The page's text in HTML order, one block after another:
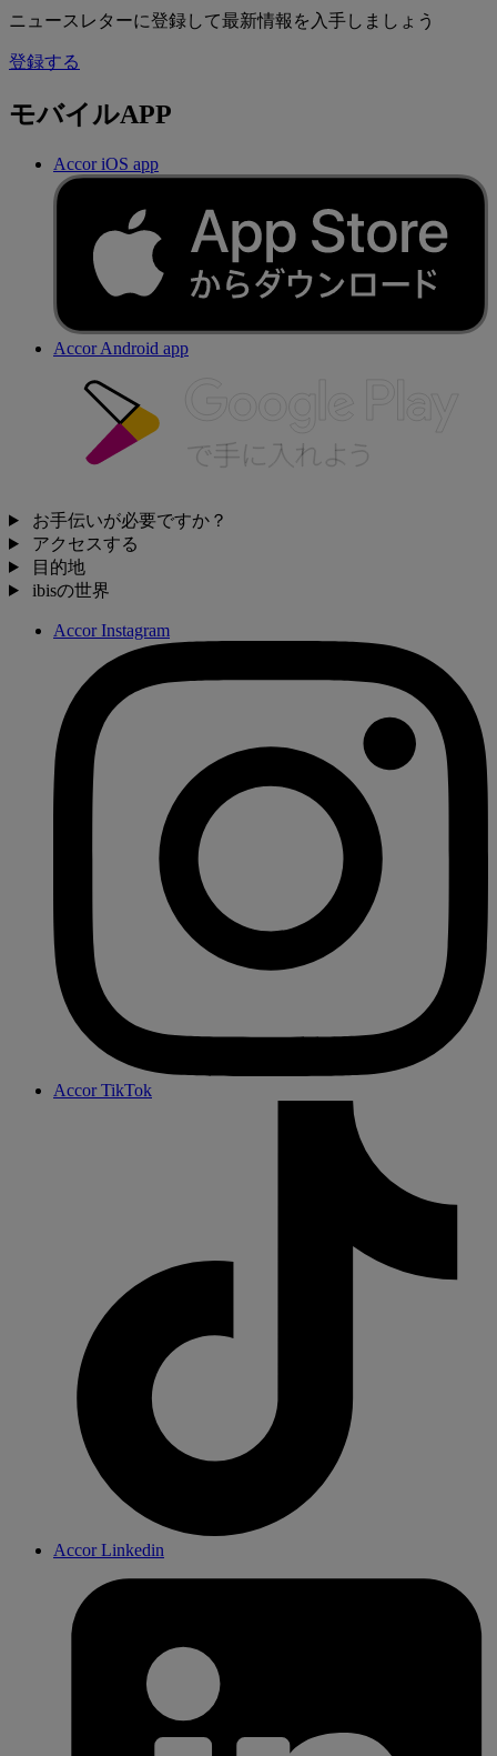
ニュースレターに登録して最新情報を入手しましょう
登録する
モバイルAPP
Accor iOS app
Accor Android app
お手伝いが必要ですか？
アクセスする
目的地
ibisの世界
Accor Instagram
Accor TikTok
Accor Linkedin